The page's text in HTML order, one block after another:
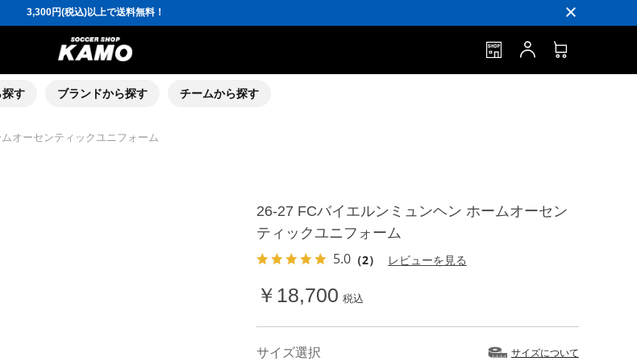
ポイント還元率5％！プレミア会員は7％
にはお誕生月に「10％OFFクーポン」プレゼント！
円(税込)以上でシューズケースプレゼント！
3,300円(税込)以上で送料無料！
ポイント還元率5％！プレミア会員は7％
にはお誕生月に「10％OFFクーポン」プレゼント！
探す ブランドから探す チームから探す
オーセンティックユニフォーム
26-27 FCバイエルンミュンヘン ホームオーセン
ティックユニフォーム
5.0 （2） レビューを見る
￥18,700 税込
サイズ選択 サイズについて